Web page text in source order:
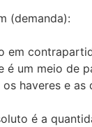
(demanda):
um meio de
haveres e as
é a